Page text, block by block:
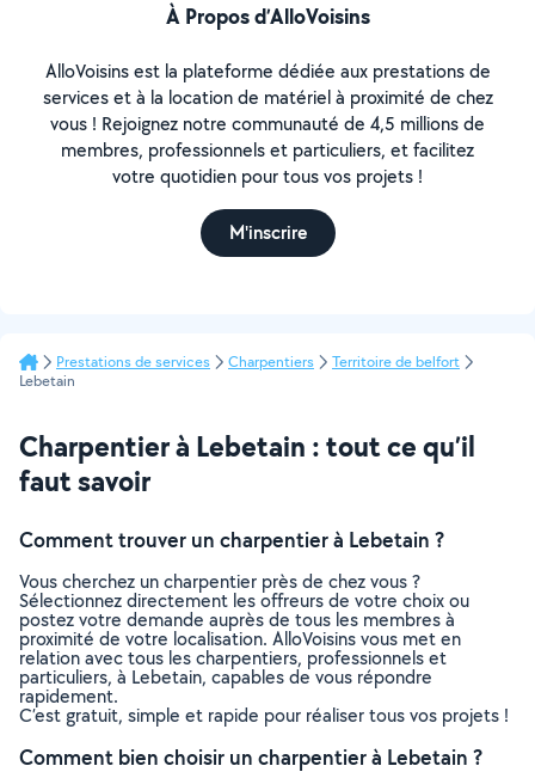
À Propos d’AlloVoisins
AlloVoisins est la plateforme dédiée aux prestations de
services et à la location de matériel à proximité de chez
vous ! Rejoignez notre communauté de 4,5 millions de
membres, professionnels et particuliers, et facilitez
votre quotidien pour tous vos projets !
M'inscrire
Prestations de services Charpentiers
Territoire de belfort
Lebetain
Charpentier à Lebetain : tout ce qu’il
faut savoir
Comment trouver un charpentier à Lebetain ?
Vous cherchez un charpentier près de chez vous ?
Sélectionnez directement les offreurs de votre choix ou
postez votre demande auprès de tous les membres à
proximité de votre localisation. AlloVoisins vous met en
relation avec tous les charpentiers, professionnels et
particuliers, à Lebetain, capables de vous répondre
rapidement.
C’est gratuit, simple et rapide pour réaliser tous vos projets !
Comment bien choisir un charpentier à Lebetain ?